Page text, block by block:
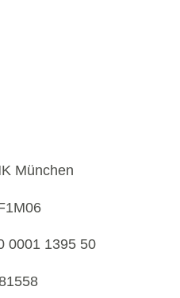
München
0001 1395 50